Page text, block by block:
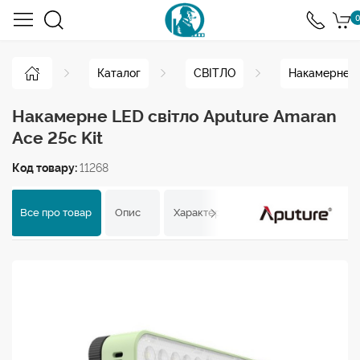
0
Каталог СВІТЛО Накамерне
Накамерне LED світло Aputure Amaran
Ace 25с Kit
Код товару:11268
Все про товар Опис Характеристики Відгуки